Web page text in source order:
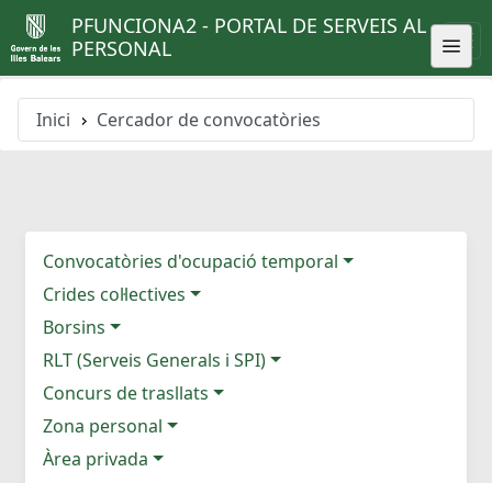
PFUNCIONA2 - PORTAL DE SERVEIS AL
PERSONAL
Inici Cercador de convocatòries
Convocatòries d'ocupació temporal
Crides col·lectives
Borsins
RLT (Serveis Generals i SPI)
Concurs de trasllats
Zona personal
Àrea privada